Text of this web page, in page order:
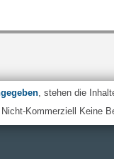
, stehen die